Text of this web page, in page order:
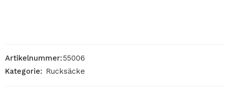
Artikelnummer:55006
Kategorie: Rucksäcke